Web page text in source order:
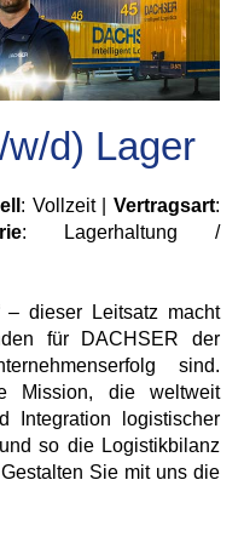
d) Lager
: Vollzeit |Vertragsart:
: Lagerhaltung /
– dieser Leitsatz macht
für DACHSER der
sind.
Mission, die weltweit
Integration logistischer
so die Logistikbilanz
Sie mit uns die